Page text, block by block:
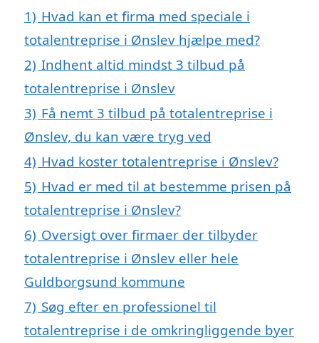
1) Hvad kan et firma med speciale i
totalentreprise i Ønslev hjælpe med?
2) Indhent altid mindst 3 tilbud på
totalentreprise i Ønslev
3) Få nemt 3 tilbud på totalentreprise i
Ønslev, du kan være tryg ved
4) Hvad koster totalentreprise i Ønslev?
5) Hvad er med til at bestemme prisen på
totalentreprise i Ønslev?
6) Oversigt over firmaer der tilbyder
totalentreprise i Ønslev eller hele
Guldborgsund kommune
7) Søg efter en professionel til
totalentreprise i de omkringliggende byer